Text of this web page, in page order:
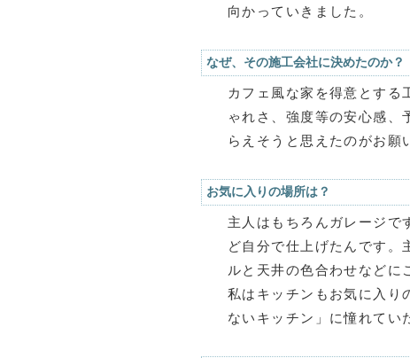
向かっていきました。
なぜ、その施工会社に決めたのか？
カフェ風な家を得意とす
ゃれさ、強度等の安心感、
らえそうと思えたのがお願
お気に入りの場所は？
主人はもちろんガレージで
ど自分で仕上げたんです。
ルと天井の色合わせなどに
私はキッチンもお気に入り
ないキッチン」に憧れてい